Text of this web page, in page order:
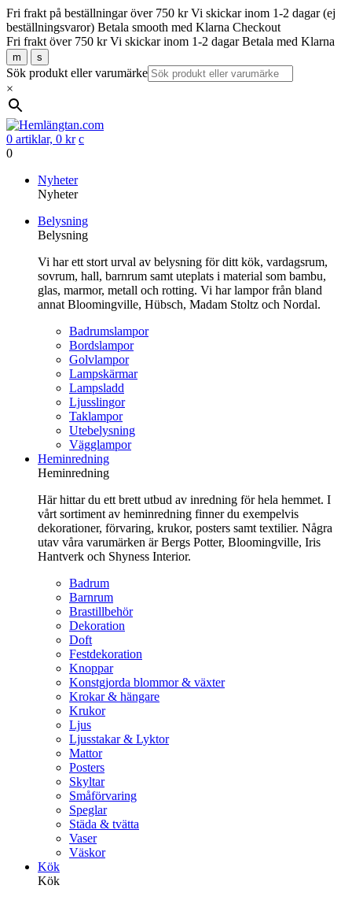
Fri frakt på beställningar över 750 kr Vi skickar inom 1-2 dagar (ej
beställningsvaror) Betala smooth med Klarna Checkout
Fri frakt över 750 kr Vi skickar inom 1-2 dagar Betala med Klarna
m s
Sök produkt eller varumärke
×
0 artiklar, 0 kr c
0
innehåll
Nyheter
Nyheter
Belysning
Belysning
Vi har ett stort urval av belysning för ditt kök, vardagsrum,
sovrum, hall, barnrum samt uteplats i material som bambu,
glas, marmor, metall och rotting. Vi har lampor från bland
annat Bloomingville, Hübsch, Madam Stoltz och Nordal.
Badrumslampor
Bordslampor
Golvlampor
Lampskärmar
Lampsladd
Ljusslingor
Taklampor
Utebelysning
Vägglampor
Heminredning
Heminredning
Här hittar du ett brett utbud av inredning för hela hemmet. I
vårt sortiment av heminredning finner du exempelvis
dekorationer, förvaring, krukor, posters samt textilier. Några
utav våra varumärken är Bergs Potter, Bloomingville, Iris
Hantverk och Shyness Interior.
Badrum
Barnrum
Brastillbehör
Dekoration
Doft
Festdekoration
Knoppar
Konstgjorda blommor & växter
Krokar & hängare
Krukor
Ljus
Ljusstakar & Lyktor
Mattor
Posters
Skyltar
Småförvaring
Speglar
Städa & tvätta
Vaser
Väskor
Kök
Kök